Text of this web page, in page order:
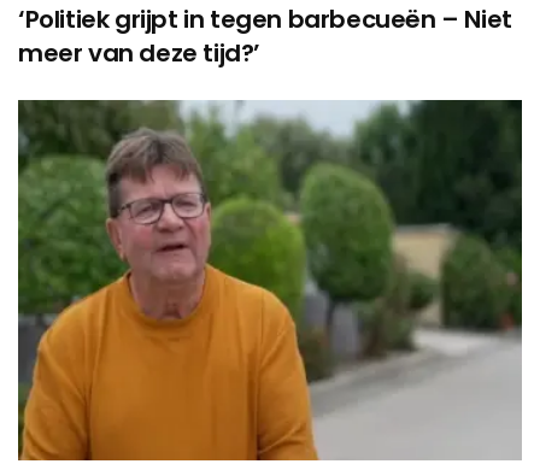
‘Politiek grijpt in tegen barbecueën – Niet
meer van deze tijd?’